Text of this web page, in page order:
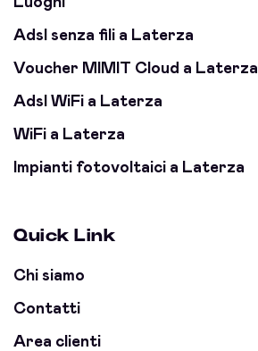
Adsl senza fili a Laterza
Voucher MIMIT Cloud a Laterza
Adsl WiFi a Laterza
WiFi a Laterza
Impianti fotovoltaici a Laterza
Quick Link
Chi siamo
Contatti
Area clienti